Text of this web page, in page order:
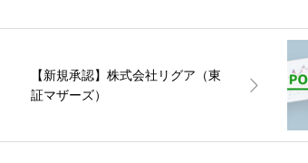
【新規承認】株式会社リグア（東
証マザーズ）